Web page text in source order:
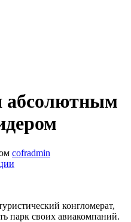
абсолютным
cofradmin
конгломерат,
парк своих авиакомпаний.